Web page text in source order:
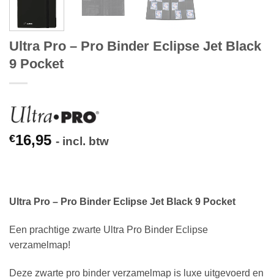
Ultra Pro – Pro Binder Eclipse Jet Black
9 Pocket
€16,95 - incl. btw
Ultra Pro – Pro Binder Eclipse Jet Black 9 Pocket
Een prachtige zwarte Ultra Pro Binder Eclipse
verzamelmap!
Deze zwarte pro binder verzamelmap is luxe uitgevoerd en